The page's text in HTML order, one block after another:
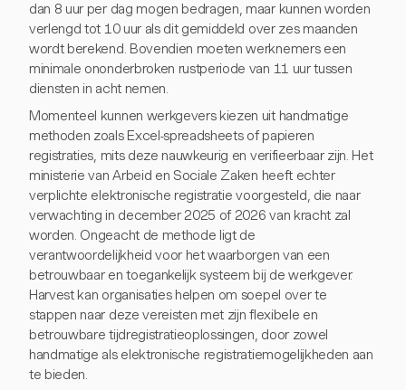
dan 8 uur per dag mogen bedragen, maar kunnen worden
verlengd tot 10 uur als dit gemiddeld over zes maanden
wordt berekend. Bovendien moeten werknemers een
minimale ononderbroken rustperiode van 11 uur tussen
diensten in acht nemen.
Momenteel kunnen werkgevers kiezen uit handmatige
methoden zoals Excel-spreadsheets of papieren
registraties, mits deze nauwkeurig en verifieerbaar zijn. Het
ministerie van Arbeid en Sociale Zaken heeft echter
verplichte elektronische registratie voorgesteld, die naar
verwachting in december 2025 of 2026 van kracht zal
worden. Ongeacht de methode ligt de
verantwoordelijkheid voor het waarborgen van een
betrouwbaar en toegankelijk systeem bij de werkgever.
Harvest kan organisaties helpen om soepel over te
stappen naar deze vereisten met zijn flexibele en
betrouwbare tijdregistratieoplossingen, door zowel
handmatige als elektronische registratiemogelijkheden aan
te bieden.